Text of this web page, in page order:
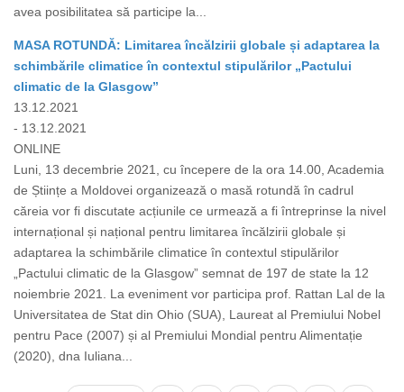
avea posibilitatea să participe la...
MASA ROTUNDĂ: Limitarea încălzirii globale și adaptarea la
schimbările climatice în contextul stipulărilor „Pactului
climatic de la Glasgow”
13.12.2021
- 13.12.2021
ONLINE
Luni, 13 decembrie 2021, cu începere de la ora 14.00, Academia
de Științe a Moldovei organizează o masă rotundă în cadrul
căreia vor fi discutate acțiunile ce urmează a fi întreprinse la nivel
internațional și național pentru limitarea încălzirii globale și
adaptarea la schimbările climatice în contextul stipulărilor
„Pactului climatic de la Glasgow” semnat de 197 de state la 12
noiembrie 2021. La eveniment vor participa prof. Rattan Lal de la
Universitatea de Stat din Ohio (SUA), Laureat al Premiului Nobel
pentru Pace (2007) și al Premiului Mondial pentru Alimentație
(2020), dna Iuliana...